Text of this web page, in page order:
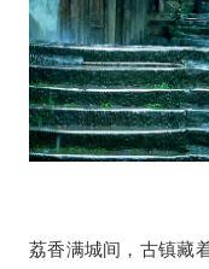
荔香满城间，古镇藏